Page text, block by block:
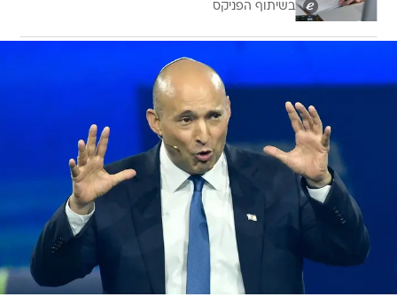
בשיתוף הפניקס